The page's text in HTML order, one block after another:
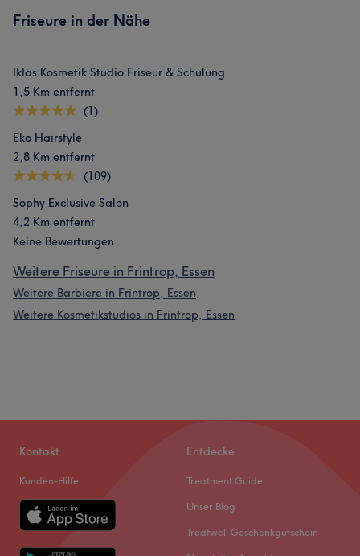
Friseure in der Nähe
Iklas Kosmetik Studio Friseur & Schulung
1,5 Km entfernt
(1)
Eko Hairstyle
2,8 Km entfernt
(109)
Sophy Exclusive Salon
4,2 Km entfernt
Keine Bewertungen
Weitere Friseure in Frintrop, Essen
Weitere Barbiere in Frintrop, Essen
Weitere Kosmetikstudios in Frintrop, Essen
Kontakt
Kunden-Hilfe
Entdecke
Treatment Guide
Unser Blog
Treatwell Geschenkgutschein